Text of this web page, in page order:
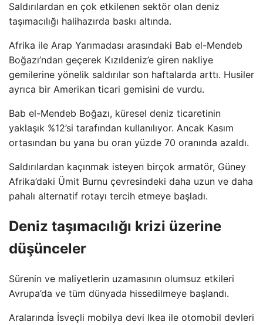
Saldırılardan en çok etkilenen sektör olan deniz
taşımacılığı halihazırda baskı altında.
Afrika ile Arap Yarımadası arasındaki Bab el-Mendeb
Boğazı’ndan geçerek Kızıldeniz’e giren nakliye
gemilerine yönelik saldırılar son haftalarda arttı. Husiler
ayrıca bir Amerikan ticari gemisini de vurdu.
Bab el-Mendeb Boğazı, küresel deniz ticaretinin
yaklaşık %12’si tarafından kullanılıyor. Ancak Kasım
ortasından bu yana bu oran yüzde 70 oranında azaldı.
Saldırılardan kaçınmak isteyen birçok armatör, Güney
Afrika’daki Ümit Burnu çevresindeki daha uzun ve daha
pahalı alternatif rotayı tercih etmeye başladı.
Deniz taşımacılığı krizi üzerine
düşünceler
Sürenin ve maliyetlerin uzamasının olumsuz etkileri
Avrupa’da ve tüm dünyada hissedilmeye başlandı.
Aralarında İsveçli mobilya devi Ikea ile otomobil devleri